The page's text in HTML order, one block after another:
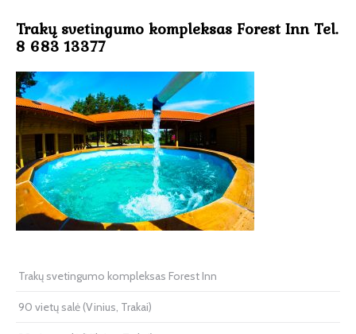
Trakų svetingumo kompleksas Forest Inn Tel.
8 683 13377
Trakų svetingumo kompleksas Forest Inn
90 vietų salė (Vinius, Trakai)